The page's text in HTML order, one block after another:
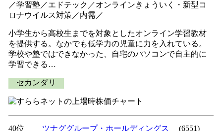
／学習塾／エドテック／オンラインきょういく・新型コ
ロナウイルス対策／内需／
小学生から高校生までを対象としたオンライン学習教材
を提供する。なかでも低学力の児童に力を入れている。
学校や塾ではできなかった、自宅のパソコンで自主的に
学習できる…
セカンダリ
40位 ツナググループ・ホールディングス
(6551)